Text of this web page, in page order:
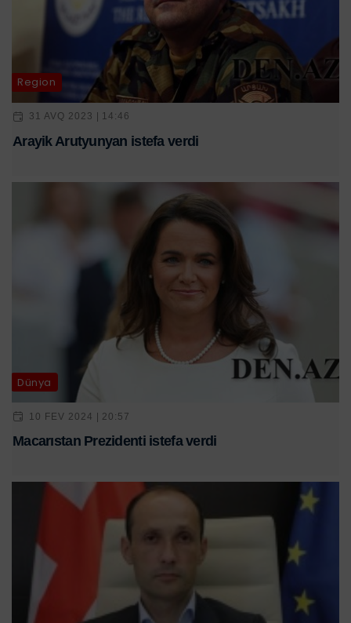
Region
31 AVQ 2023 | 14:46
Arayik Arutyunyan istefa verdi
Dünya
10 FEV 2024 | 20:57
Macarıstan Prezidenti istefa verdi